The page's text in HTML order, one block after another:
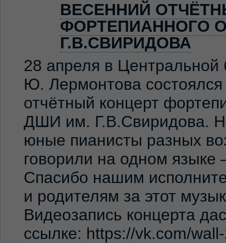
ВЕСЕННИЙ
ФОРТЕПИАННОГО
Г.В.СВИРИДОВА
28 апреля в
Ю. Лермонтова состоялся
отчётный концерт
ДШИ им. Г.В.Свиридова.
юные пианисты разных
говорили на одном
Спасибо нашим
и родителям за этот
Видеозапись концерта
ссылке: https://vk.com/